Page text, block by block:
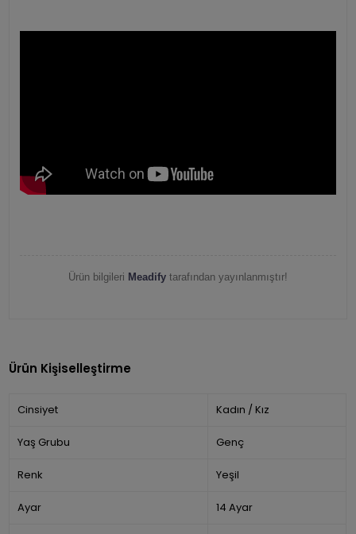
Ürün bilgileri Meadify tarafından yayınlanmıştır!
Ürün Kişiselleştirme
Cinsiyet Kadın / Kız
Yaş Grubu Genç
Renk Yeşil
Ayar 14 Ayar